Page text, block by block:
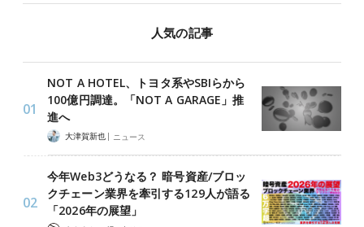
人気の記事
NOT A HOTEL、トヨタ系やSBIらから
100億円調達。「NOT A GARAGE」推
進へ
大津賀新也 | ニュース
今年Web3どうなる？ 暗号資産/ブロッ
クチェーン業界を牽引する129人が語る
「2026年の展望」